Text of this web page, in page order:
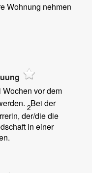
Wohnung nehmen
vor dem
2Bei der
der/die die
in einer